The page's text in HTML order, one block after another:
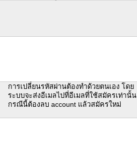
การเปลี่ยนรหัสผ่านต้องทำด้วยตนเอง โดย
ระบบจะส่งอีเมลไปที่อีเมลที่ใช้สมัครเท่านั้น
กรณีนี้ต้องลบ account แล้วสมัครใหม่